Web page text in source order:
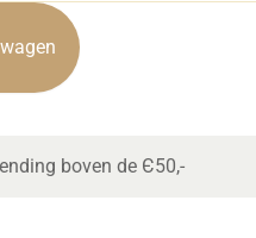
boven de Є50,-